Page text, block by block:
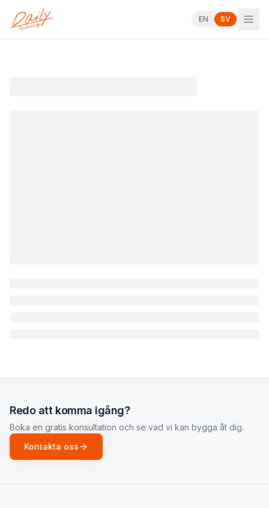
EN SV
Redo att komma igång?
Boka en gratis konsultation och se vad vi kan bygga åt dig.
Kontakta oss